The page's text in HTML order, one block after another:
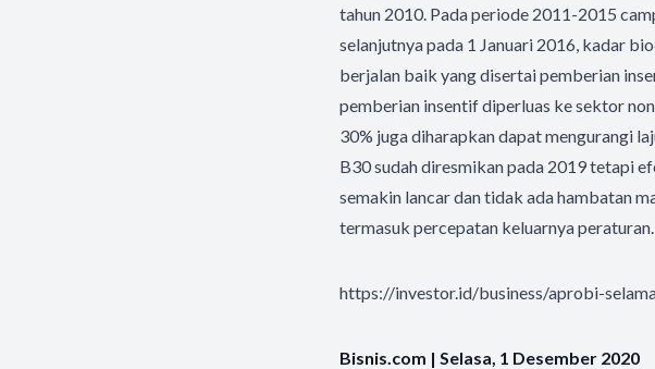
tahun 2010. Pada periode 2011-2015
selanjutnya pada 1 Januari 2016, kadar
berjalan baik yang disertai pemberian
pemberian insentif diperluas ke sektor
30% juga diharapkan dapat mengurangi
B30 sudah diresmikan pada 2019 tetapi
semakin lancar dan tidak ada hambatan
termasuk percepatan keluarnya peraturan.
https://investor.id/business/aprobi-
Bisnis.com | Selasa, 1 Desember 2020